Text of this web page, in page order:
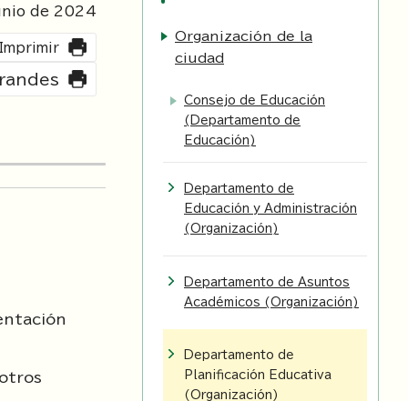
de 2024
Imprimir
Organización de la
ciudad
Consejo de Educación
(Departamento de
Educación)
Departamento de
Educación y Administración
(Organización)
Departamento de Asuntos
Académicos (Organización)
Departamento de
Planificación Educativa
(Organización)